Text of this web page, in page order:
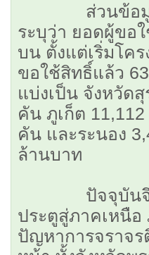
ส่วนข้อมูลข
ระบุว่า ยอดผู้ขอ
บน ตั้งแต่เริ่มโค
ขอใช้สิทธิ์แล้ว
แบ่งเป็น จังหวัด
คัน ภูเก็ต
คัน และระนอง
ล้านบาท
ปัจจุบันจึงพ
ประตูสู่ภาคเหนื
ปัญหาการจราจ